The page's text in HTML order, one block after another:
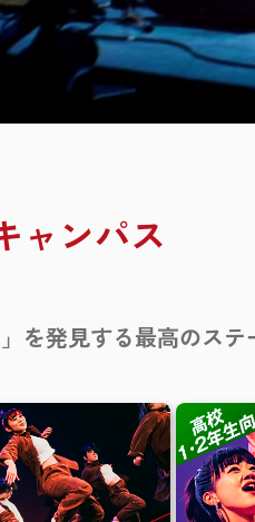
ャンパス
を発見する最高のステ